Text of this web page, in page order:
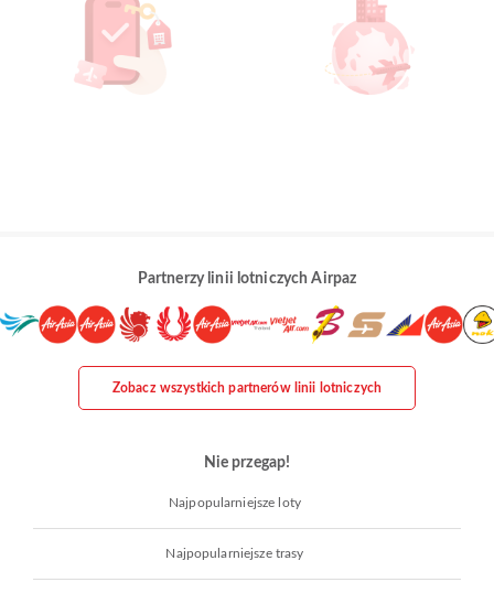
Partnerzy linii lotniczych Airpaz
Zobacz wszystkich partnerów linii lotniczych
Nie przegap!
Najpopularniejsze loty
Najpopularniejsze trasy